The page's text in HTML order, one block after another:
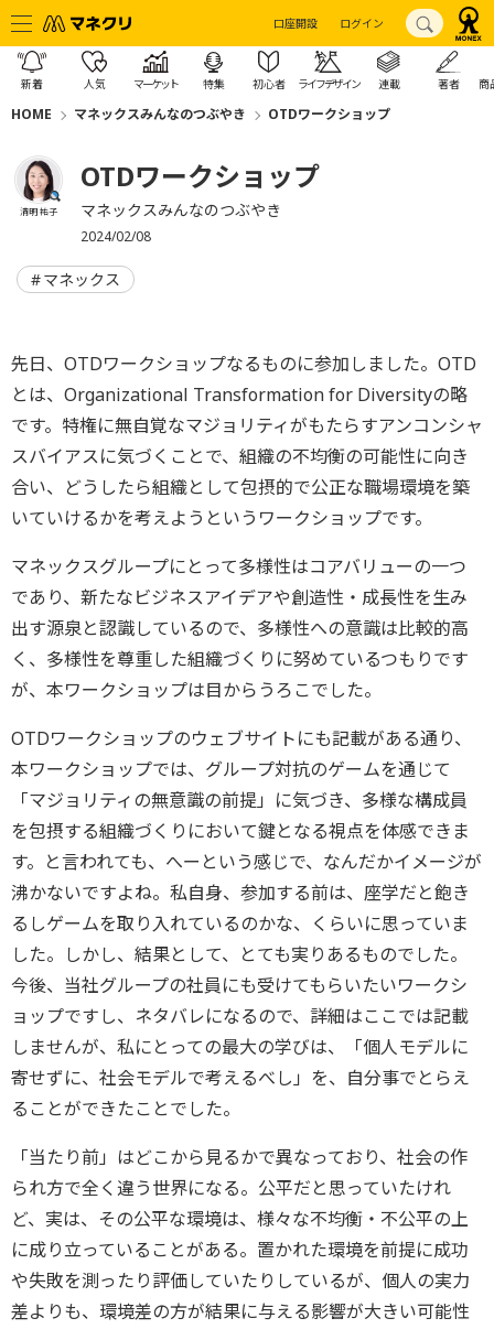
口座開設 ログイン
新着 人気 マーケット 特集 初心者 ライフデザイン 連載 著者 商
HOME マネックスみんなのつぶやき OTDワークショップ
清明 祐子
OTDワークショップ
マネックスみんなのつぶやき
2024/02/08
マネックス
先日、OTDワークショップなるものに参加しました。OTD
とは、Organizational Transformation for Diversityの略
です。特権に無自覚なマジョリティがもたらすアンコンシャ
スバイアスに気づくことで、組織の不均衡の可能性に向き
合い、どうしたら組織として包摂的で公正な職場環境を築
いていけるかを考えようというワークショップです。
マネックスグループにとって多様性はコアバリューの一つ
であり、新たなビジネスアイデアや創造性・成長性を生み
出す源泉と認識しているので、多様性への意識は比較的高
く、多様性を尊重した組織づくりに努めているつもりです
が、本ワークショップは目からうろこでした。
OTDワークショップのウェブサイトにも記載がある通り、
本ワークショップでは、グループ対抗のゲームを通じて
「マジョリティの無意識の前提」に気づき、多様な構成員
を包摂する組織づくりにおいて鍵となる視点を体感できま
す。と言われても、へーという感じで、なんだかイメージが
沸かないですよね。私自身、参加する前は、座学だと飽き
るしゲームを取り入れているのかな、くらいに思っていま
した。しかし、結果として、とても実りあるものでした。
今後、当社グループの社員にも受けてもらいたいワークシ
ョップですし、ネタバレになるので、詳細はここでは記載
しませんが、私にとっての最大の学びは、「個人モデルに
寄せずに、社会モデルで考えるべし」を、自分事でとらえ
ることができたことでした。
「当たり前」はどこから見るかで異なっており、社会の作
られ方で全く違う世界になる。公平だと思っていたけれ
ど、実は、その公平な環境は、様々な不均衡・不公平の上
に成り立っていることがある。置かれた環境を前提に成功
や失敗を測ったり評価していたりしているが、個人の実力
差よりも、環境差の方が結果に与える影響が大きい可能性